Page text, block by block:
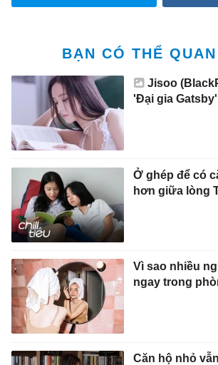
BẠN CÓ THỂ
Jisoo
'Đại gia Gatsby'
Ở ghép để có
hơn giữa lòng
Vì sao nhiều
ngay trong
Căn hộ nhỏ